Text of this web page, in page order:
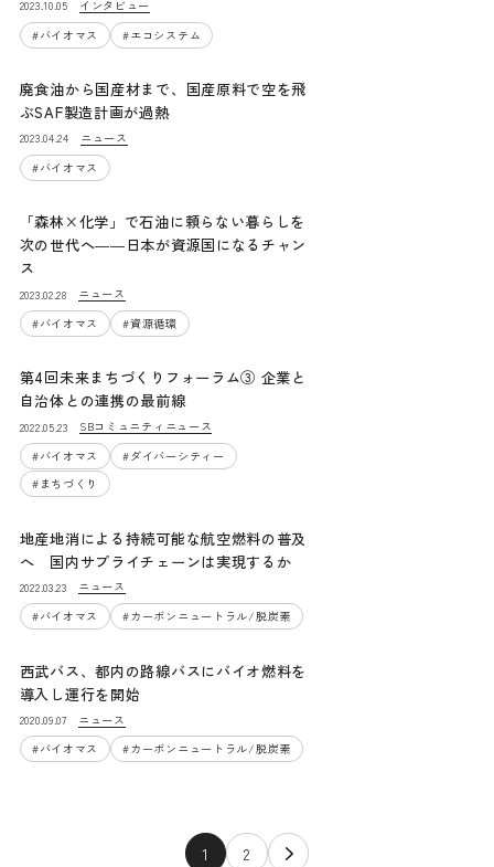
2023.10.05
インタビュー
#バイオマス #エコシステム
廃食油から国産材まで、国産原料で空を飛
ぶSAF製造計画が過熱
2023.04.24
ニュース
#バイオマス
「森林×化学」で石油に頼らない暮らしを
次の世代へ――日本が資源国になるチャン
ス
2023.02.28
ニュース
#バイオマス #資源循環
第4回未来まちづくりフォーラム③ 企業と
自治体との連携の最前線
2022.05.23
SBコミュニティニュース
#バイオマス #ダイバーシティー
# まちづくり
地産地消による持続可能な航空燃料の普及
へ 国内サプライチェーンは実現するか
2022.03.23
ニュース
#バイオマス #カーボンニュートラル/脱炭素
西武バス、都内の路線バスにバイオ燃料を
導入し運行を開始
2020.09.07
ニュース
#バイオマス #カーボンニュートラル/脱炭素
1 2